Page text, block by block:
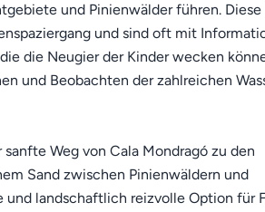
und Pinienwälder führen. Diese
und sind oft mit
die Neugier der Kinder wecken
und Beobachten der zahlreichen
Weg von Cala Mondragó zu den
Sand zwischen Pinienwäldern und
und landschaftlich reizvolle Option für